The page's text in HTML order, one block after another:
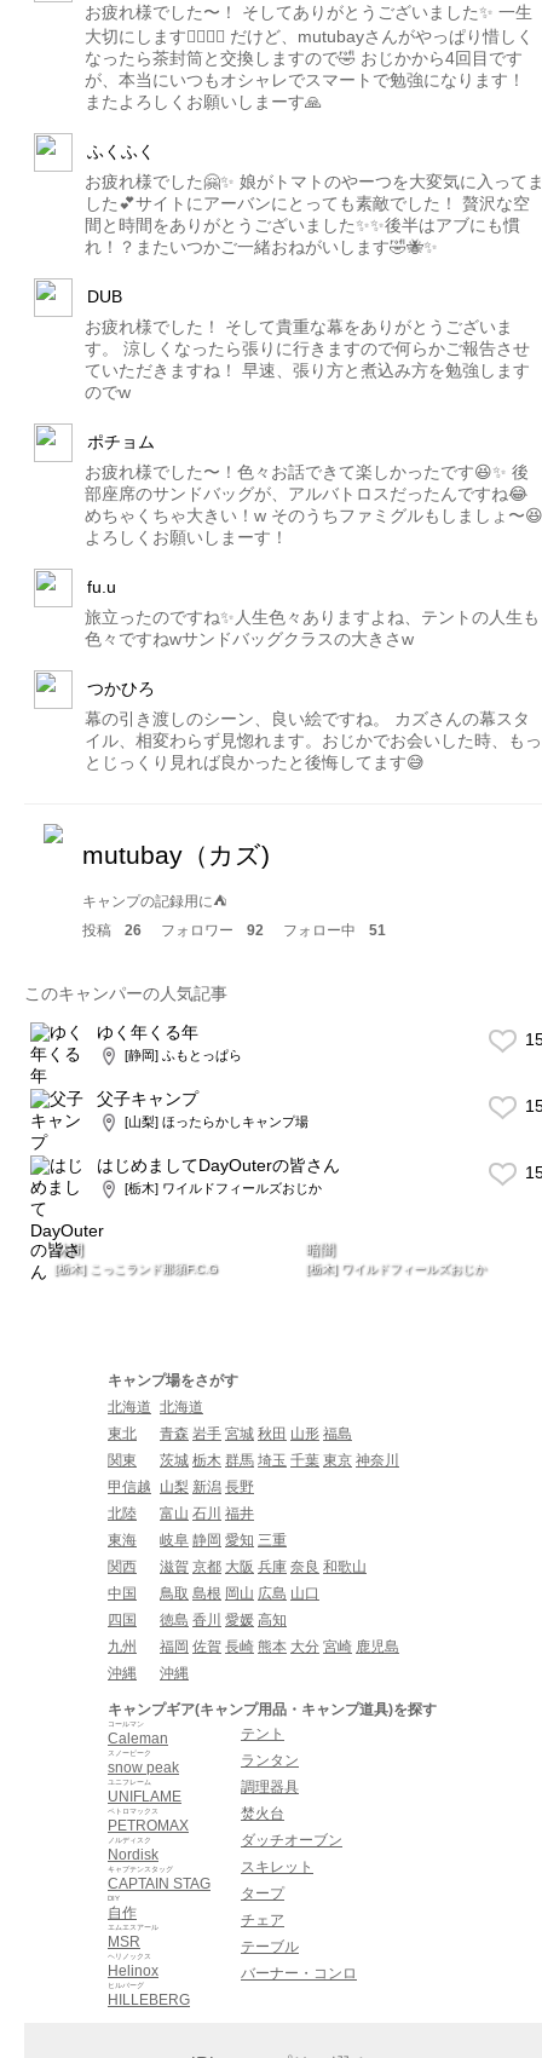
お疲れ様でした〜！ そしてありがとうございました✨ 一生
大切にします🙇‍♀️🙇‍♀️ だけど、mutubayさんがやっぱり惜しく
なったら茶封筒と交換しますので🤣 おじかから4回目です
が、本当にいつもオシャレでスマートで勉強になります！
またよろしくお願いしまーす🙏
ふくふく
お疲れ様でした🤗✨ 娘がトマトのやーつを大変気に入って
した💕サイトにアーバンにとっても素敵でした！ 贅沢な空
間と時間をありがとうございました✨✨後半はアブにも慣
れ！？またいつかご一緒おねがいします🤣🐝✨
DUB
お疲れ様でした！ そして貴重な幕をありがとうございま
す。 涼しくなったら張りに行きますので何らかご報告させ
ていただきますね！ 早速、張り方と煮込み方を勉強します
のでw
ポチョム
お疲れ様でした〜！色々お話できて楽しかったです😆✨ 後
部座席のサンドバッグが、アルバトロスだったんですね😂
めちゃくちゃ大きい！w そのうちファミグルもしましょ〜😆
よろしくお願いしまーす！
fu.u
旅立ったのですね✨人生色々ありますよね、テントの人生も
色々ですねwサンドバッグクラスの大きさw
つかひろ
幕の引き渡しのシーン、良い絵ですね。 カズさんの幕スタ
イル、相変わらず見惚れます。おじかでお会いした時、もっ
とじっくり見れば良かったと後悔してます😅
mutubay（カズ)
キャンプの記録用に⛺️
投稿
26 フォロワー 92 フォロー中 51
このキャンパーの人気記事
ゆく年くる年
[静岡] ふもとっぱら
父子キャンプ
[山梨] ほったらかしキャンプ場
はじめましてDayOuterの皆さん
[栃木] ワイルドフィールズおじか
林間
[栃木] こっこランド那須F.C.G
暗闇
[栃木] ワイルドフィールズおじか
キャンプ場をさがす
北海道 北海道
東北
青森 岩手 宮城 秋田 山形 福島
関東
茨城 栃木 群馬 埼玉 千葉 東京 神奈川
甲信越
山梨 新潟 長野
北陸
富山 石川 福井
東海
岐阜 静岡 愛知 三重
関西
滋賀 京都 大阪 兵庫 奈良 和歌山
中国
鳥取 島根 岡山 広島 山口
四国
徳島 香川 愛媛 高知
九州
福岡 佐賀 長崎 熊本 大分 宮崎 鹿児島
沖縄
沖縄
キャンプギア(キャンプ用品・キャンプ道具)を探す
Caleman
コールマン
snow peak
スノーピーク
UNIFLAME
ユニフレーム
PETROMAX
ペトロマックス
Nordisk
ノルディスク
CAPTAIN STAG
キャプテンスタッグ
自作
DIY
MSR
エムエスアール
Helinox
ヘリノックス
HILLEBERG
ヒルバーグ
テント
ランタン
調理器具
焚火台
ダッチオーブン
スキレット
タープ
チェア
テーブル
バーナー・コンロ